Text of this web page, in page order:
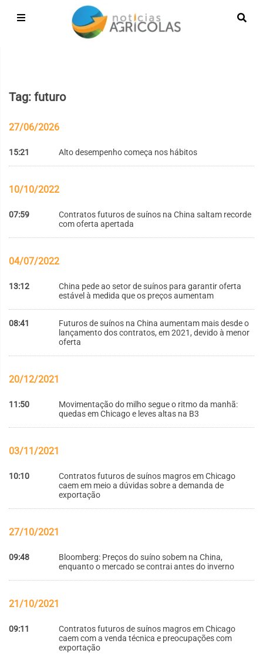
Tag: futuro
27/06/2026
15:21 Alto desempenho começa nos hábitos
10/10/2022
07:59
Contratos futuros de suínos na China saltam recorde
com oferta apertada
04/07/2022
13:12
China pede ao setor de suínos para garantir oferta
estável à medida que os preços aumentam
08:41
Futuros de suínos na China aumentam mais desde o
lançamento dos contratos, em 2021, devido à menor
oferta
20/12/2021
11:50
Movimentação do milho segue o ritmo da manhã:
quedas em Chicago e leves altas na B3
03/11/2021
10:10
Contratos futuros de suínos magros em Chicago
caem em meio a dúvidas sobre a demanda de
exportação
27/10/2021
09:48
Bloomberg: Preços do suíno sobem na China,
enquanto o mercado se contrai antes do inverno
21/10/2021
09:11
Contratos futuros de suínos magros em Chicago
caem com a venda técnica e preocupações com
exportação